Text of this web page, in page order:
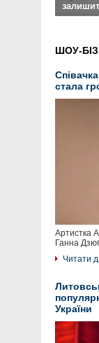
ШОУ-
стала
Артистка
Ганна
Читати
України